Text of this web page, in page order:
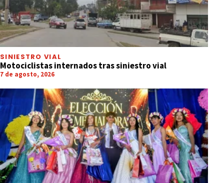
SINIESTRO VIAL
Motociclistas internados tras siniestro vial
7 de agosto, 2026